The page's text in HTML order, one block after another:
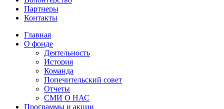
Партнеры
Контакты
Главная
О фонде
Деятельность
История
Команда
Попечительский совет
Отчеты
СМИ О НАС
Программы и акции